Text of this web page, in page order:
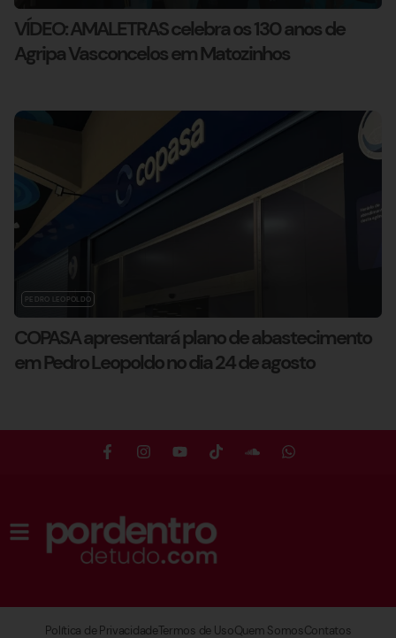
VÍDEO: AMALETRAS celebra os 130 anos de
Agripa Vasconcelos em Matozinhos
PEDRO LEOPOLDO
COPASA apresentará plano de abastecimento
em Pedro Leopoldo no dia 24 de agosto
Política de PrivacidadeTermos de UsoQuem SomosContatos